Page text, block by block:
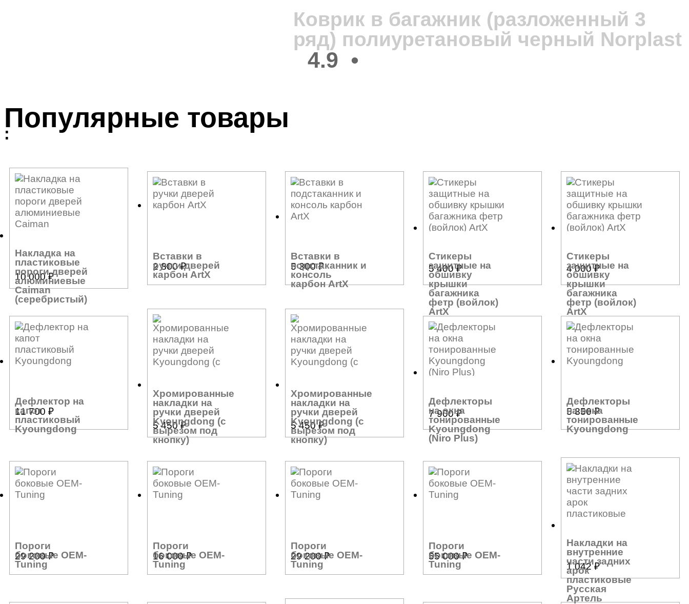
Коврик в багажник (разложенный 3
ряд) полиуретановый черный Norplast
4.9 •
Популярные товары
:
Накладка на
пластиковые
пороги дверей
алюминиевые
Caiman
(серебристый)
10 000₽
Вставки в
ручки дверей
карбон ArtX
2 800₽
Вставки в
подстаканник и
консоль
карбон ArtX
5 300₽
Стикеры
защитные на
обшивку
крышки
багажника
фетр (войлок)
ArtX
5 400₽
Стикеры
защитные на
обшивку
крышки
багажника
фетр (войлок)
ArtX
4 000₽
Дефлектор на
капот
пластиковый
Kyoungdong
11 700 ₽
Хромированные
накладки на
ручки дверей
Kyoungdong (с
вырезом под
кнопку)
5 450₽
Хромированные
накладки на
ручки дверей
Kyoungdong (с
вырезом под
кнопку)
5 450₽
Дефлекторы
на окна
тонированные
Kyoungdong
(Niro Plus)
7 900₽
Дефлекторы
на окна
тонированные
Kyoungdong
5 850₽
Пороги
боковые OEM-
Tuning
29 200₽
Пороги
боковые OEM-
Tuning
16 000₽
Пороги
боковые OEM-
Tuning
29 200₽
Пороги
боковые OEM-
Tuning
55 000₽
Накладки на
внутренние
части задних
арок
пластиковые
Русская
Артель
1 042₽